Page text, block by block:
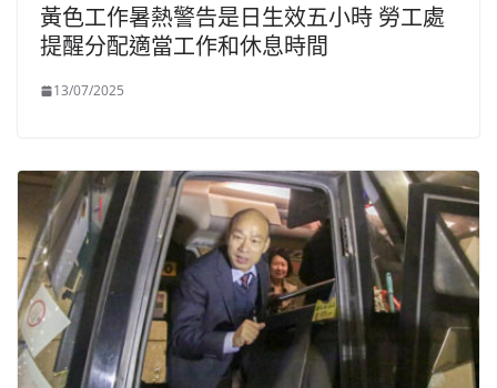
黃色工作暑熱警告是日生效五小時 勞工處
提醒分配適當工作和休息時間
13/07/2025